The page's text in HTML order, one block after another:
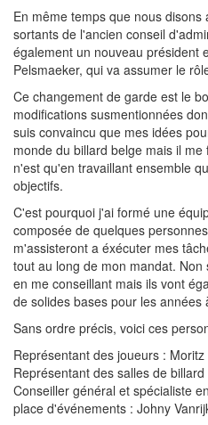
En même temps que nous
sortants de l'ancien conseil
également un nouveau président
Pelsmaeker, qui va assumer le
Ce changement de garde est le
modifications susmentionnées
suis convaincu que mes idées
monde du billard belge mais il
n'est qu'en travaillant ensemble
objectifs.
C'est pourquoi j'ai formé une
composée de quelques
m'assisteront a éxécuter mes
tout au long de mon mandat.
en me conseillant mais ils vont
de solides bases pour les années
Sans ordre précis, voici ces
Représentant des joueurs :
Représentant des salles de
Conseiller général et spécialiste
place d'événements : Johny